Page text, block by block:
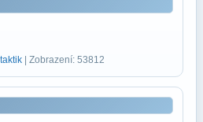
taktik | Zobrazení: 53812